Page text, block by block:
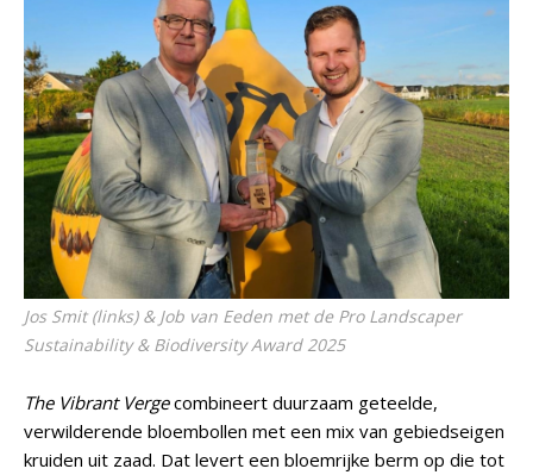
Jos Smit (links) & Job van Eeden met de Pro Landscaper
Sustainability & Biodiversity Award 2025
The Vibrant Vergecombineert duurzaam geteelde,
verwilderende bloembollen met een mix van gebiedseigen
kruiden uit zaad. Dat levert een bloemrijke berm op die tot